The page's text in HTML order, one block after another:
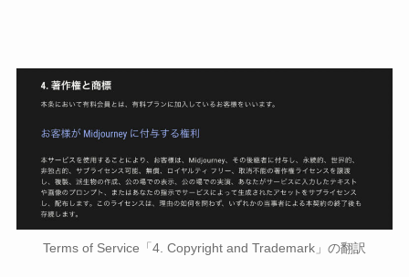
Terms of Service「4. Copyright and Trademark」の翻訳